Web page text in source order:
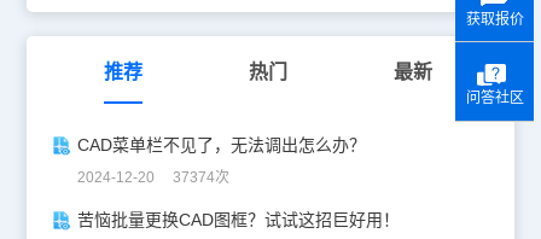
推荐 热门 最新
CAD菜单栏不见了，无法调出怎么办？
2024-12-20 37374次
苦恼批量更换CAD图框？试试这招巨好用！
获取报价
问答社区